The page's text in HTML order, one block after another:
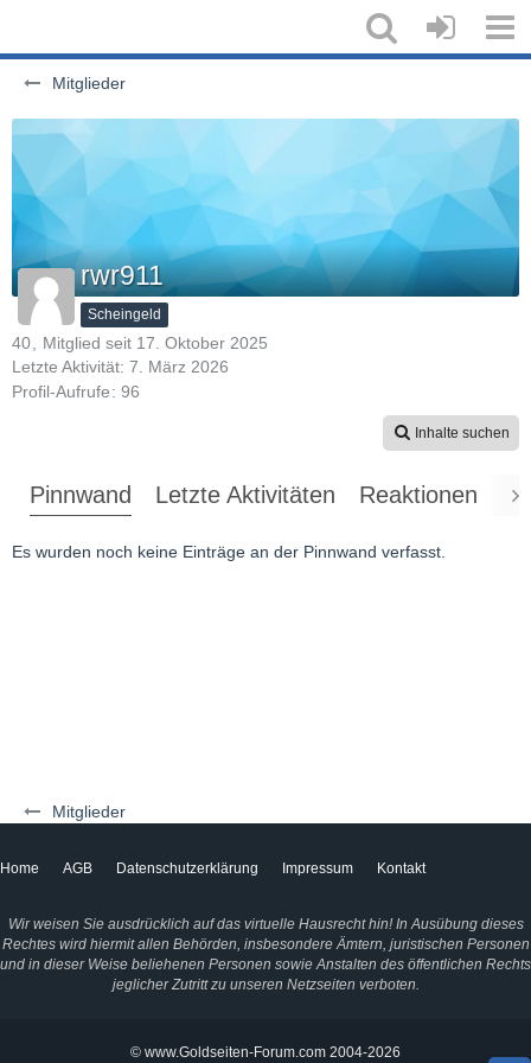
Mitglieder
Mitglieder
rwr911
Scheingeld
40
Mitglied seit 17. Oktober 2025
Letzte Aktivität: 7. März 2026
Profil-Aufrufe
96
Inhalte suchen
Pinnwand Letzte Aktivitäten Reaktionen
Es wurden noch keine Einträge an der Pinnwand verfasst.
Home AGB Datenschutzerklärung Impressum Kontakt
Wir weisen Sie ausdrücklich auf das virtuelle Hausrecht hin! In Ausübung dieses
Rechtes wird hiermit allen Behörden, insbesondere Ämtern, juristischen Personen
und in dieser Weise beliehenen Personen sowie Anstalten des öffentlichen Rechts
jeglicher Zutritt zu unseren Netzseiten verboten.
© www.Goldseiten-Forum.com 2004-2026